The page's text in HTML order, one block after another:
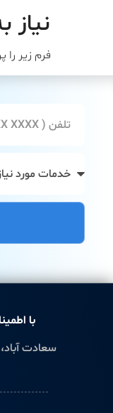
نیاز
فرم زیر را
با
سعادت آباد،